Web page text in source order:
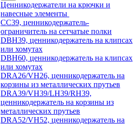
Ценникодержатели на крючки и
навесные элементы
CC39, ценникодержатель-
ограничитель на сетчатые полки
DBH39, ценникодержатель на клипсах
или хомутах
DBH60, ценникодержатель на клипсах
или хомутах
DRA26/VH26, ценникодержатель на
корзины из металлических прутьев
DRA39/VH39/LH39/RH39,
ценникодержатель на корзины из
металлических прутьев
DRA52/VH52, ценникодержатель на